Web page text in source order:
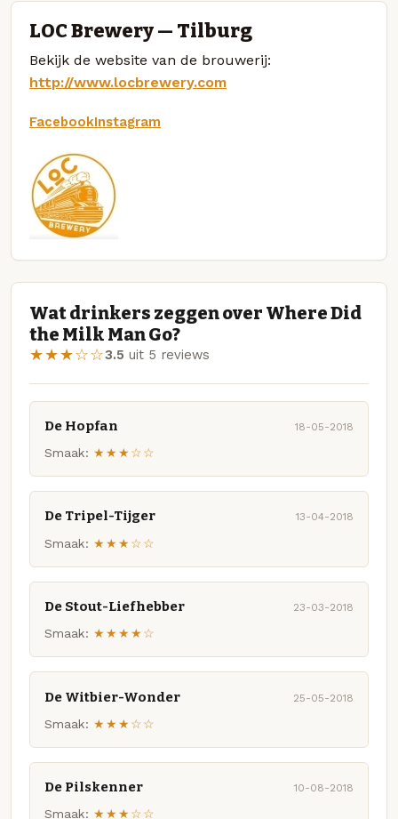
LOC Brewery — Tilburg
Bekijk de website van de brouwerij:
http://www.locbrewery.com
FacebookInstagram
Wat drinkers zeggen over Where Did
the Milk Man Go?
★★★☆☆3.5 uit 5 reviews
De Hopfan 18-05-2018
Smaak: ★★★☆☆
De Tripel-Tijger 13-04-2018
Smaak: ★★★☆☆
De Stout-Liefhebber 23-03-2018
Smaak: ★★★★☆
De Witbier-Wonder 25-05-2018
Smaak: ★★★☆☆
De Pilskenner 10-08-2018
Smaak: ★★★☆☆